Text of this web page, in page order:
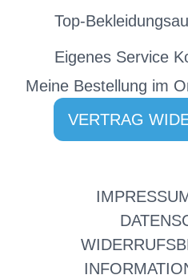
Top-
Eigenes Service
Meine Bestellung im
VERTRAG